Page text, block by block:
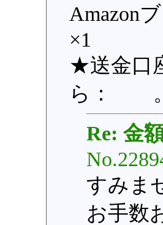
Amazon
×1
★送金口
ら： 。
Re: 金
すみま
お手数